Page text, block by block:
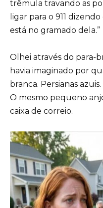
trêmula travando as
ligar para o 911
está no gramado dela.”
Olhei através do para-
havia imaginado por
branca. Persianas
O mesmo pequeno
caixa de correio.